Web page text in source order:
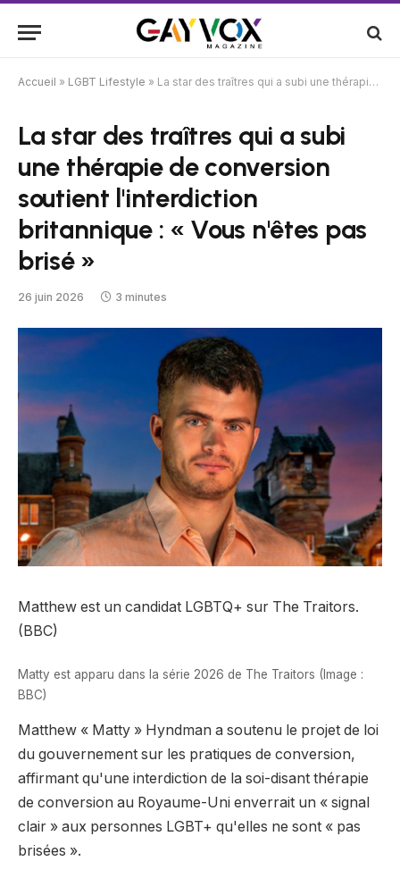
Accueil » LGBT Lifestyle » La star des traîtres qui a subi une thérapie de conversion soutient l'interdiction britannique : « Vous n'êtes pas brisé »
La star des traîtres qui a subi
une thérapie de conversion
soutient l'interdiction
britannique : « Vous n'êtes pas
brisé »
26 juin 2026 3 minutes
Matthew est un candidat LGBTQ+ sur The Traitors.
(BBC)
Matty est apparu dans la série 2026 de The Traitors (Image :
BBC)
Matthew « Matty » Hyndman a soutenu le projet de loi
du gouvernement sur les pratiques de conversion,
affirmant qu'une interdiction de la soi-disant thérapie
de conversion au Royaume-Uni enverrait un « signal
clair » aux personnes LGBT+ qu'elles ne sont « pas
brisées ».